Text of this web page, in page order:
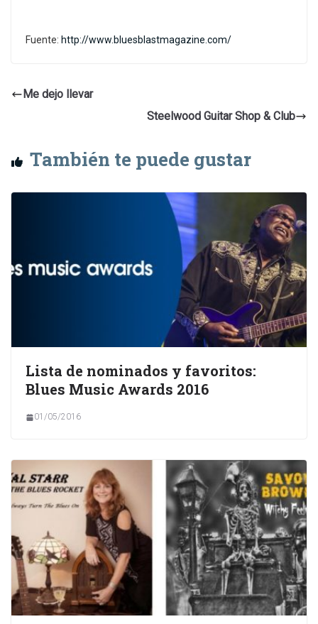
Fuente: http://www.bluesblastmagazine.com/
Me dejo llevar
Steelwood Guitar Shop & Club
También te puede gustar
Lista de nominados y favoritos:
Blues Music Awards 2016
01/05/2016